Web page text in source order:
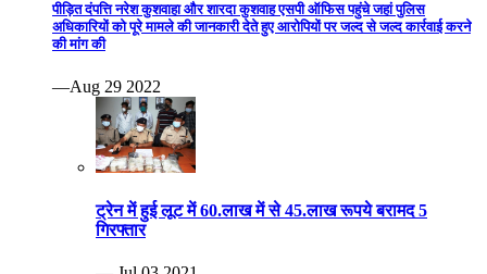
पीड़ित दंपत्ति नरेश कुशवाहा और शारदा कुशवाह एसपी ऑफिस पहुंचे जहां पुलिस
अधिकारियों को पूरे मामले की जानकारी देते हुए आरोपियों पर जल्द से जल्द कार्रवाई करने
की मांग की
—Aug 29 2022
ट्रेन में हुई लूट में 60.लाख में से 45.लाख रूपये बरामद 5
गिरफ्तार